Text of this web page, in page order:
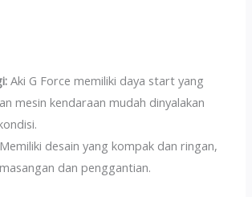
Aki G Force memiliki daya start yang
mesin kendaraan mudah dinyalakan
Memiliki desain yang kompak dan ringan,
dan penggantian.